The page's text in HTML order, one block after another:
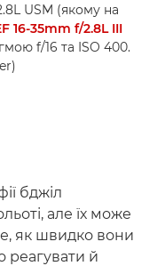
USM (якому на
16-35mm f/2.8L III
f/16 та ISO 400.
бджіл
але їх може
як швидко вони
реагувати й